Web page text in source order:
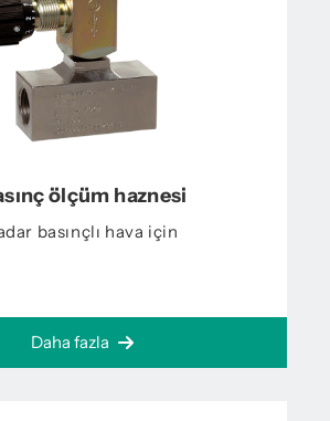
ölçüm haznesi
basınçlı hava için
Daha fazla